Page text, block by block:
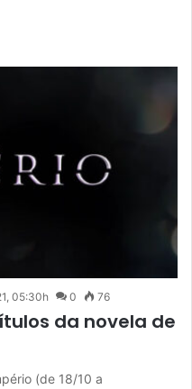
05:30h 0 76
da novela de
(de 18/10 a